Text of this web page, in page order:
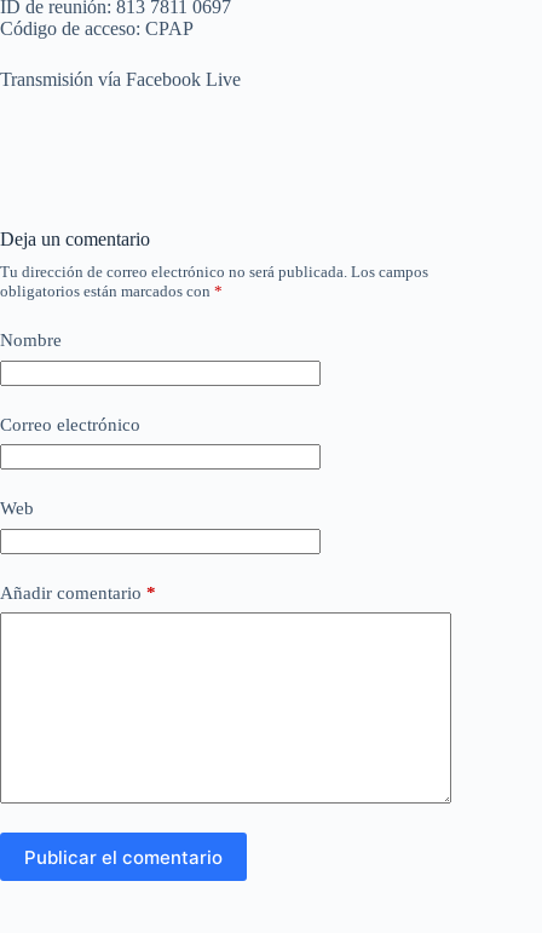
ID de reunión: 813 7811 0697
Código de acceso: CPAP
Transmisión vía Facebook Live
Deja un comentario
Tu dirección de correo electrónico no será publicada. Los campos
obligatorios están marcados con *
Nombre
Correo electrónico
Web
Añadir comentario *
Publicar el comentario